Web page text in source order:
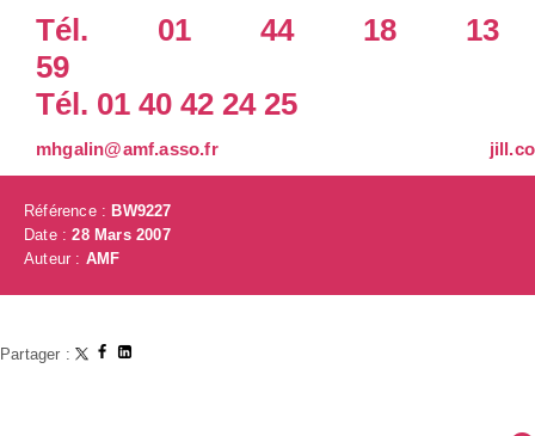
Tél. 01 44 18 13
Tél. 01 40 42 24 25
mhgalin@amf.asso.fr
Référence :BW9227
Date :28 Mars 2007
Auteur : AMF
Partager :